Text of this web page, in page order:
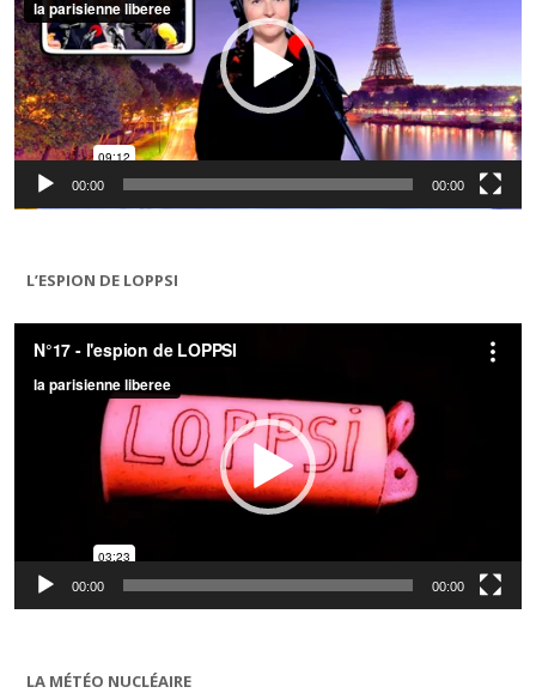
00:00 00:00
L’ESPION DE LOPPSI
Lecteur
vidéo
00:00 00:00
LA MÉTÉO NUCLÉAIRE